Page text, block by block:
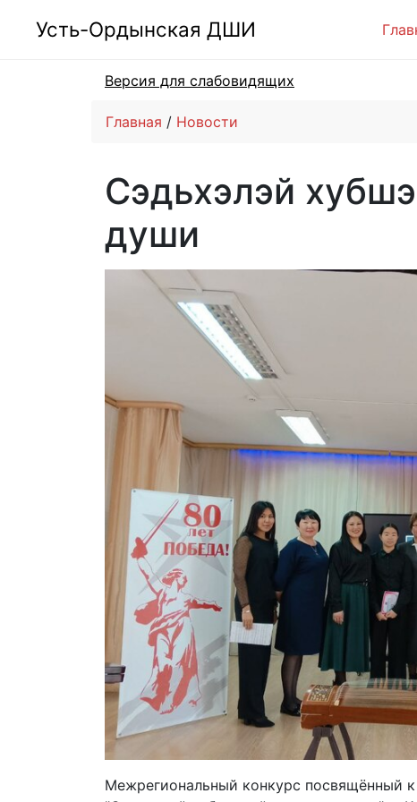
Усть-Ордынская ДШИ
Версия для слабовидящих
Главная Новости
Сэдьхэлэй
души
Межрегиональный конкурс посвящённый